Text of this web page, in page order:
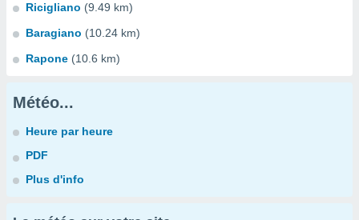
Ricigliano (9.49 km)
Baragiano (10.24 km)
Rapone (10.6 km)
Météo...
Heure par heure
PDF
Plus d'info